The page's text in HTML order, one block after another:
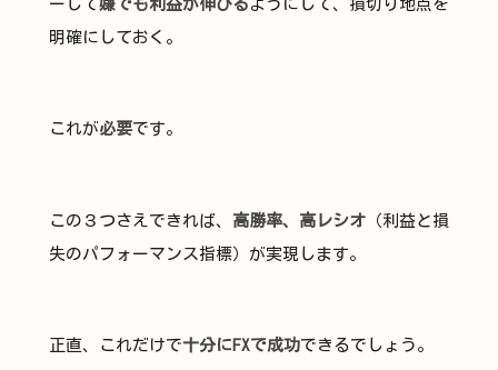
ーして嫌でも利益が伸びる ようにして、損切り地点を
明確にしておく。
これが必要です。
この３つさえできれば、 高勝率、高レシオ （利益と損
失のパフォーマンス指標）が実現します。
正直、これだけで十分にFXで成功できるでしょう。